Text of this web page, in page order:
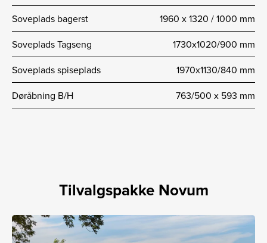
Soveplads bagerst
1960 x 1320 / 1000 mm
Soveplads Tagseng
1730x1020/900 mm
Soveplads spiseplads
1970x1130/840 mm
Døråbning B/H
763/500 x 593 mm
Tilvalgspakke Novum